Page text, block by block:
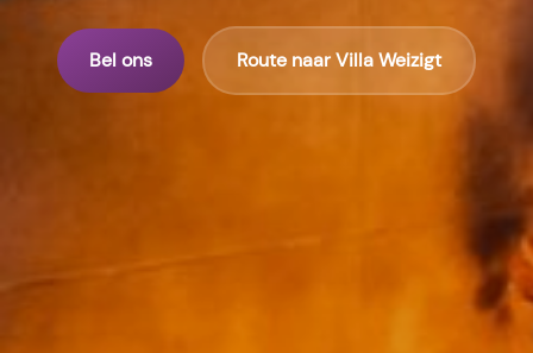
Bel ons Route naar Villa Weizigt